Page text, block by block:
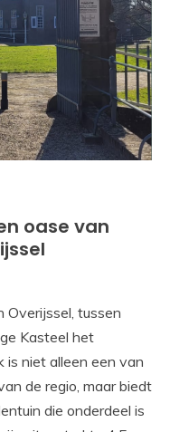
oase van
tussen
Kasteel het
is niet alleen een van
de regio, maar biedt
die onderdeel is